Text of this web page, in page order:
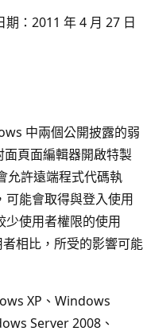
：2011 年 4 月 27 日
中兩個公開披露的弱
頁面編輯器開啟特製
允許遠端程式代碼執
可能會取得與登入使用
少使用者權限的使用
相比，所受的影響可能
XP、Windows
Server 2008、